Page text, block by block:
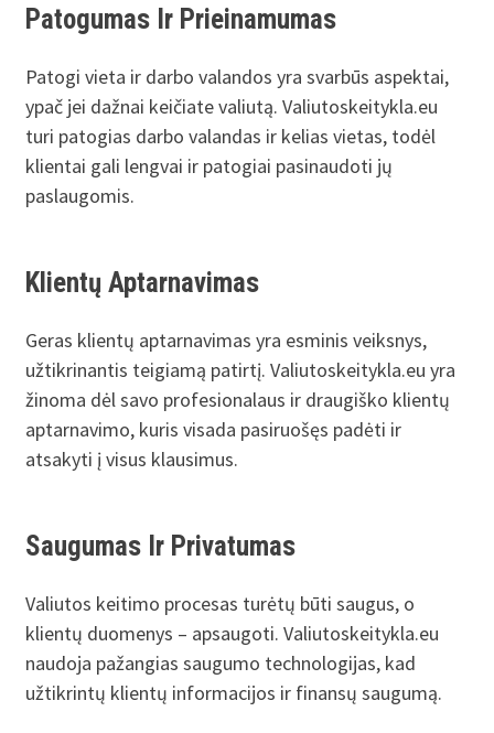
Patogumas Ir Prieinamumas
Patogi vieta ir darbo valandos yra svarbūs aspektai,
ypač jei dažnai keičiate valiutą. Valiutoskeitykla.eu
turi patogias darbo valandas ir kelias vietas, todėl
klientai gali lengvai ir patogiai pasinaudoti jų
paslaugomis.
Klientų Aptarnavimas
Geras klientų aptarnavimas yra esminis veiksnys,
užtikrinantis teigiamą patirtį. Valiutoskeitykla.eu yra
žinoma dėl savo profesionalaus ir draugiško klientų
aptarnavimo, kuris visada pasiruošęs padėti ir
atsakyti į visus klausimus.
Saugumas Ir Privatumas
Valiutos keitimo procesas turėtų būti saugus, o
klientų duomenys – apsaugoti. Valiutoskeitykla.eu
naudoja pažangias saugumo technologijas, kad
užtikrintų klientų informacijos ir finansų saugumą.